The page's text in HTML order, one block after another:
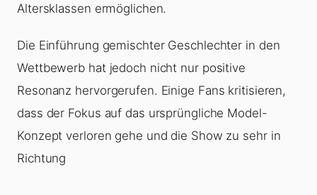
Altersklassen ermöglichen.
Die Einführung gemischter Geschlechter in den
Wettbewerb hat jedoch nicht nur positive
Resonanz hervorgerufen. Einige Fans kritisieren,
dass der Fokus auf das ursprüngliche Model-
Konzept verloren gehe und die Show zu sehr in
Richtung